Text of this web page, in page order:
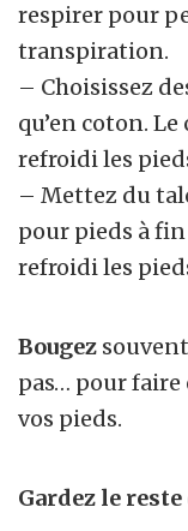
respirer pour
transpiration.
– Choisissez
qu’en coton.
refroidi les
– Mettez du
pour pieds à
refroidi les
Bougez
pas… pour faire
vos pieds.
Gardez le